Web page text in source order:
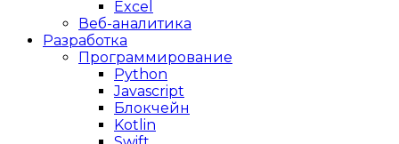
Excel
Веб-аналитика
Разработка
Программирование
Python
Javascript
Блокчейн
Kotlin